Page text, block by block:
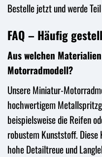
Bestelle jetzt und werde
FAQ – Häufig
Aus welchen
Motorradmodell?
Unsere Miniatur-
hochwertigem
beispielsweise die Reifen
robustem Kunststoff.
hohe Detailtreue und